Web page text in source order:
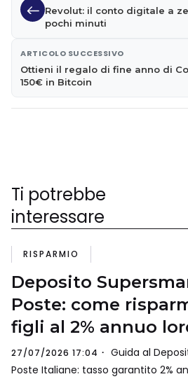
Revolut: il conto digitale a
pochi minuti
ARTICOLO SUCCESSIVO
Ottieni il regalo di fine anno di
150€ in Bitcoin
Ti potrebbe
interessare
RISPARMIO
Deposito
Poste: come
figli al 2% annuo
27/07/2026 17:04
Guida al
Poste Italiane: tasso garantito 2%